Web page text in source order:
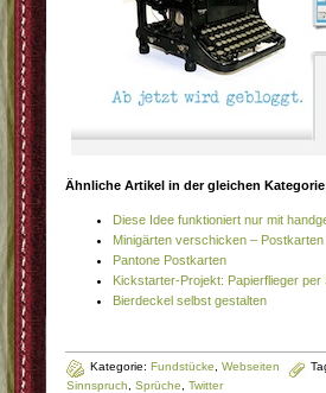
Ähnliche Artikel in der gleichen
Diese Idee funktioniert nur mit
Minigärten verschicken – Postkarten
Pantone Postkarten
Kickstarter-Projekt: Papierflieger
Bierdeckel selbst gestalten
Kategorie: Fundstücke Webseiten
Sinnspruch
Sprüche Twitter